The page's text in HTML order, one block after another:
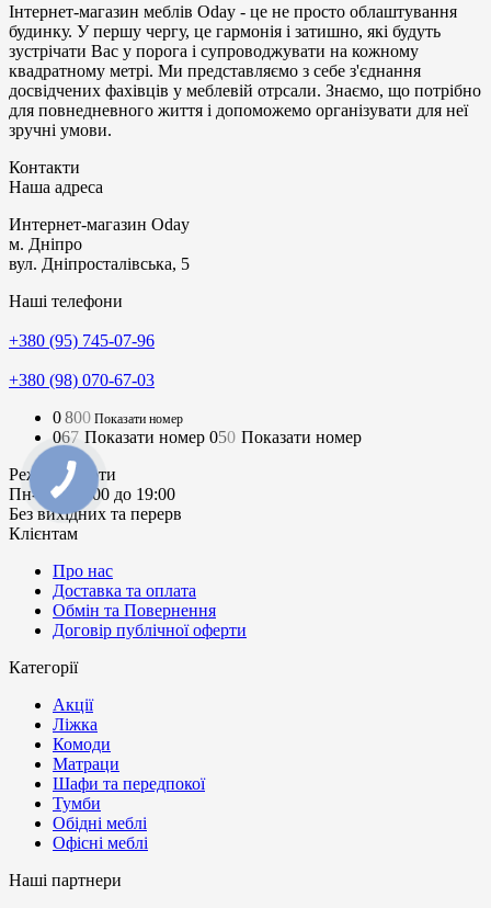
Інтернет-магазин меблів Oday - це не просто облаштування
будинку. У першу чергу, це гармонія і затишно, які будуть
зустрічати Bac у порога і супроводжувати на кожному
квадратному метрі. Ми представляємо з себе з'єднання
досвідчених фахівців у меблевій отрсали. Знаємо, що потрібно
для повнедневного життя і допоможемо організувати для неї
зручні умови.
Контакти
Наша адреса
Интернет-магазин Oday
м. Дніпро
вул. Дніпросталівська, 5
Наші телефони
+380 (95) 745-07-96
+380 (98) 070-67-03
0800 Показати номер
067 Показати номер 050 Показати номер
Режим роботи
Пн-Нд: з 9:00 до 19:00
Без вихідних та перерв
Клієнтам
Про нас
Доставка та оплата
Обмін та Повернення
Договір публічної оферти
Категорії
Акції
Ліжка
Комоди
Матраци
Шафи та передпокої
Тумби
Обідні меблі
Офісні меблі
Наші партнери